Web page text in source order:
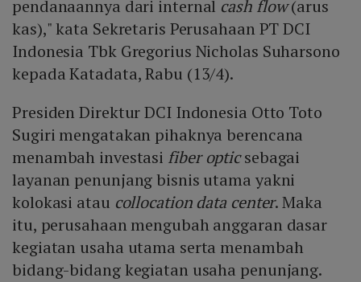
pendanaannya dari internal cash flow(arus
kas)," kata Sekretaris Perusahaan PT DCI
Indonesia Tbk Gregorius Nicholas Suharsono
kepada Katadata, Rabu (13/4).
Presiden Direktur DCI Indonesia Otto Toto
Sugiri mengatakan pihaknya berencana
menambah investasi fiber opticsebagai
layanan penunjang bisnis utama yakni
kolokasi atau collocation data center. Maka
itu, perusahaan mengubah anggaran dasar
kegiatan usaha utama serta menambah
bidang-bidang kegiatan usaha penunjang.